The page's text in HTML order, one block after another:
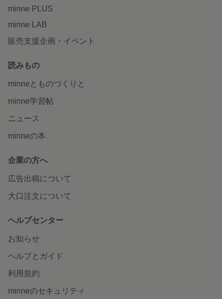
minne PLUS
minne LAB
販売支援企画・イベント
読みもの
minneとものづくりと
minne学習帖
ニュース
minneの本
企業の方へ
広告出稿について
大口注文について
ヘルプセンター
お知らせ
ヘルプとガイド
利用規約
minneのセキュリティ